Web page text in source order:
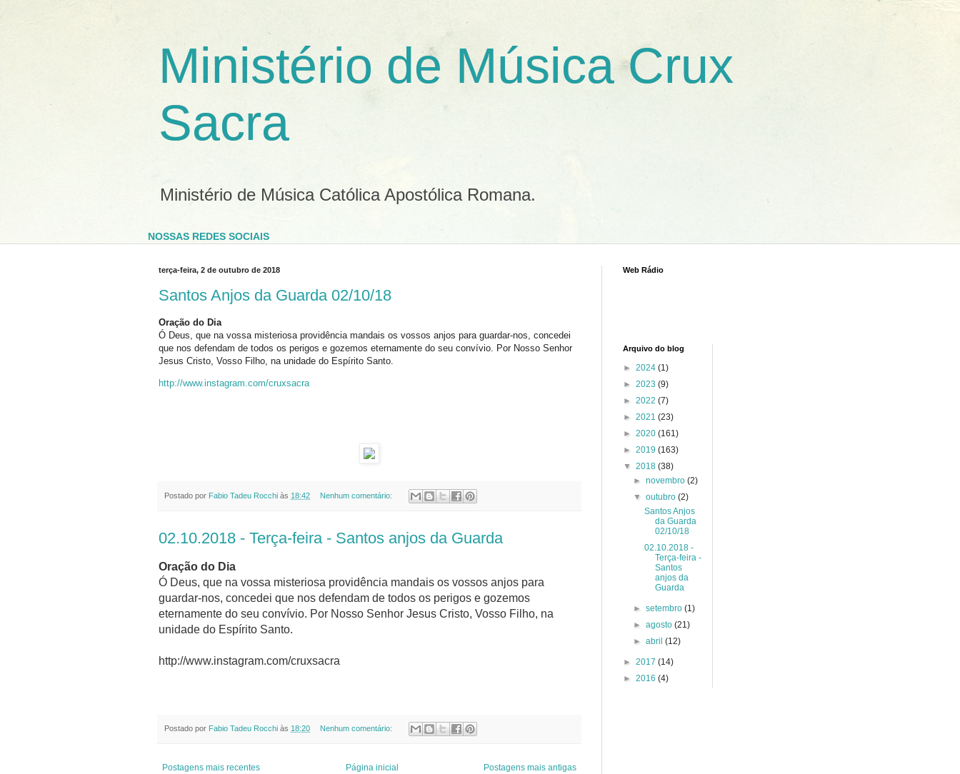
Ministério de Música Crux
Sacra
Ministério de Música Católica Apostólica Romana.
NOSSAS REDES SOCIAIS
terça-feira, 2 de outubro de 2018
Santos Anjos da Guarda 02/10/18
Oração do Dia
Ó Deus, que na vossa misteriosa providência mandais os vossos anjos para guardar-nos, concedei
que nos defendam de todos os perigos e gozemos eternamente do seu convívio. Por Nosso Senhor
Jesus Cristo, Vosso Filho, na unidade do Espírito Santo.
http://www.instagram.com/cruxsacra
Postado por Fabio Tadeu Rocchi às 18:42 Nenhum comentário:
02.10.2018 - Terça-feira - Santos anjos da Guarda
Oração do Dia
Ó Deus, que na vossa misteriosa providência mandais os vossos anjos para
guardar-nos, concedei que nos defendam de todos os perigos e gozemos
eternamente do seu convívio. Por Nosso Senhor Jesus Cristo, Vosso Filho, na
unidade do Espírito Santo.
http://www.instagram.com/cruxsacra
Postado por Fabio Tadeu Rocchi às 18:20 Nenhum comentário:
Postagens mais recentes Postagens mais antigas
Página inicial
Web Rádio
Arquivo do blog
► 2024 (1)
► 2023 (9)
► 2022 (7)
► 2021 (23)
► 2020 (161)
► 2019 (163)
▼ 2018 (38)
►novembro(2)
▼outubro(2)
Santos Anjos
da Guarda
02/10/18
02.10.2018 -
Terça-feira -
Santos
anjos da
Guarda
►setembro(1)
►agosto(21)
►abril(12)
► 2017 (14)
► 2016 (4)